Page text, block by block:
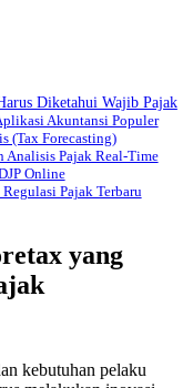
Diketahui Wajib Pajak
Akuntansi Populer
(Tax Forecasting)
Analisis Pajak Real-Time
Online
Pajak Terbaru
yang
kebutuhan pelaku